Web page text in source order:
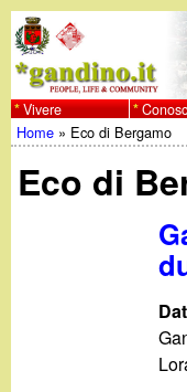
al
w
w
Vivere
Tu
sei
Home » Eco di Bergamo
Eco di